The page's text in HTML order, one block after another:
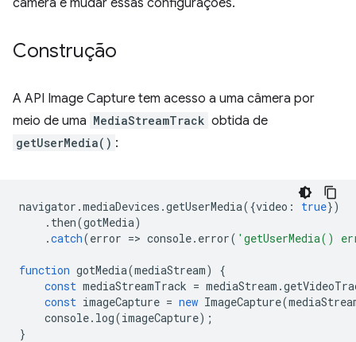
câmera e mudar essas configurações.
Construção
A API Image Capture tem acesso a uma câmera por
meio de uma MediaStreamTrack obtida de
getUserMedia() :
navigator .mediaDevices .getUserMedia({video : true})
. then(gotMedia)
.catch(error => console. error( 'getUserMedia()
function gotMedia(mediaStream)
{
const mediaStreamTrack = mediaStream .
const imageCapture = new ImageCapture(
console. log(imageCapture);
}